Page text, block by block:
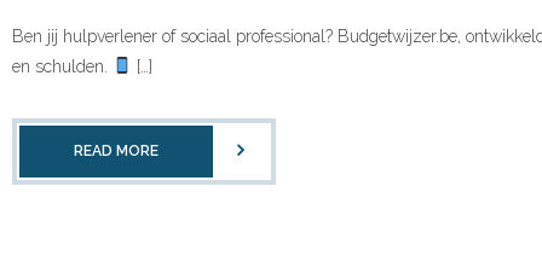
Ben jij hulpverlener of sociaal professional? Budgetwijzer.be,
en schulden.
[…]
READ MORE